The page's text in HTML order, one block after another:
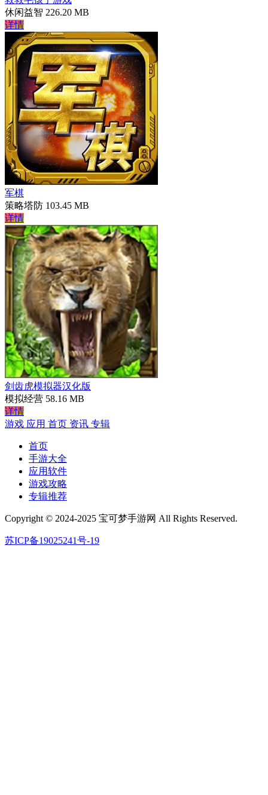
休闲益智 226.20 MB
详情
军棋
策略塔防 103.45 MB
详情
剑齿虎模拟器汉化版
模拟经营 58.16 MB
详情
游戏 应用 首页 资讯 专辑
首页
手游大全
应用软件
游戏攻略
专辑推荐
Copyright © 2024-2025 宝可梦手游网 All Rights Reserved.
苏ICP备19025241号-19